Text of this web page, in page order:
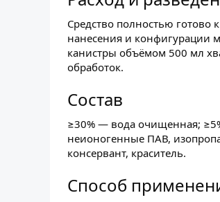
Средство полностью готово
нанесения и конфигурации
канистры объёмом 500 мл
обработок.
Состав
≥30% — вода очищенная;
неионогенные ПАВ,
консервант, краситель.
Способ